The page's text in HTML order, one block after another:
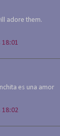
adore them.
18:01
es una amor
18:02